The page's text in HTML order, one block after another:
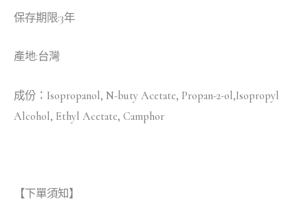
保存期限:3年
產地:台灣
成份：Isopropanol, N-buty Acetate, Propan-2-ol,Isopropyl
Alcohol, Ethyl Acetate, Camphor
【下單須知】